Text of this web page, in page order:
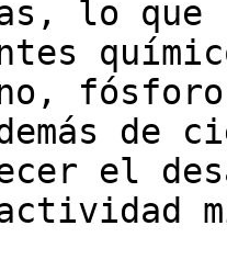
lo que
de
el